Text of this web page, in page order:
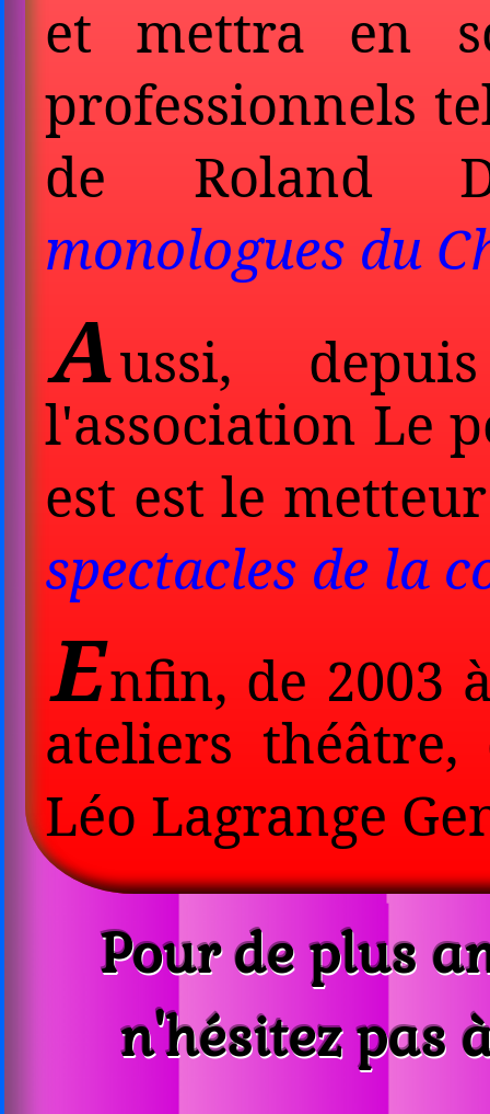
et mettra en
professionnels
de Roland
monologues du
Aussi,
l'association Le
est est le
spectacles de la
Enfin, de 2003
ateliers
Léo Lagrange
Pour de plus
n'hésitez pas